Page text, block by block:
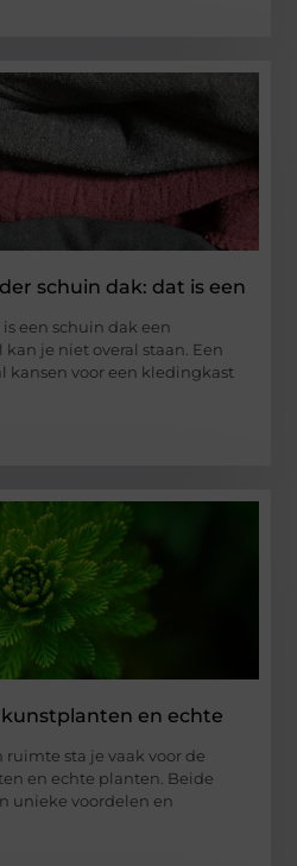
schuin dak: dat is een
een schuin dak een
je niet overal staan. Een
kansen voor een kledingkast
en echte
sta je vaak voor de
en echte planten. Beide
unieke voordelen en